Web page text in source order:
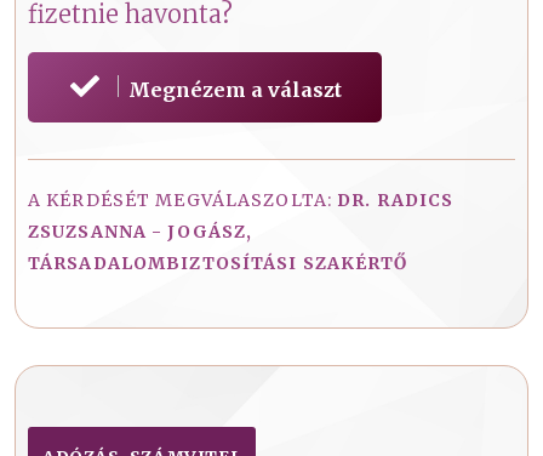
fizetnie havonta?
Megnézem a választ
A KÉRDÉSÉT MEGVÁLASZOLTA: DR. RADICS
ZSUZSANNA - JOGÁSZ,
TÁRSADALOMBIZTOSÍTÁSI SZAKÉRTŐ